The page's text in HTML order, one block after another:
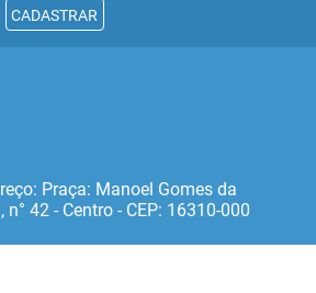
CADASTRAR
Praça: Manoel Gomes da
n° 42 - Centro - CEP: 16310‐000